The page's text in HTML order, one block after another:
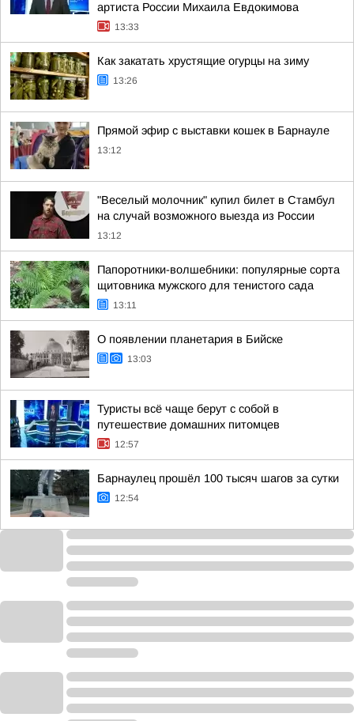
артиста России Михаила Евдокимова
13:33
Как закатать хрустящие огурцы на зиму
13:26
Прямой эфир с выставки кошек в Барнауле
13:12
"Веселый молочник" купил билет в Стамбул
на случай возможного выезда из России
13:12
Папоротники-волшебники: популярные сорта
щитовника мужского для тенистого сада
13:11
О появлении планетария в Бийске
13:03
Туристы всё чаще берут с собой в
путешествие домашних питомцев
12:57
Барнаулец прошёл 100 тысяч шагов за сутки
12:54